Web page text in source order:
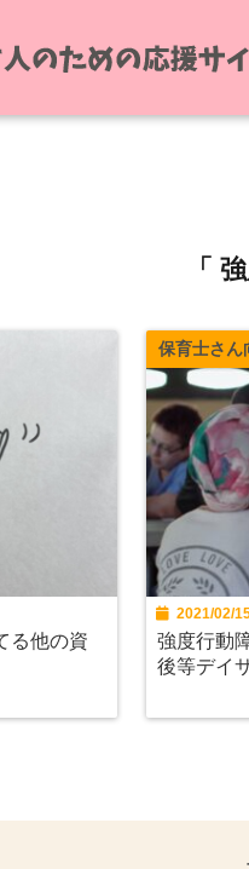
「
る他の資
保育士さん
2021/02/
強度行動
後等デイ